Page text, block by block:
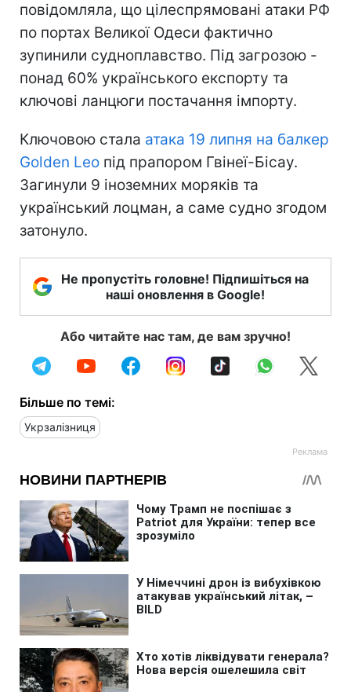
повідомляла, що цілеспрямовані атаки РФ
по портах Великої Одеси фактично
зупинили судноплавство. Під загрозою -
понад 60% українського експорту та
ключові ланцюги постачання імпорту.
Ключовою стала атака 19 липня на балкер
Golden Leo під прапором Гвінеї-Бісау.
Загинули 9 іноземних моряків та
український лоцман, а саме судно згодом
затонуло.
Не пропустіть головне! Підпишіться на
наші оновлення в Google!
Або читайте нас там, де вам зручно!
Більше по темі:
Укрзалізниця